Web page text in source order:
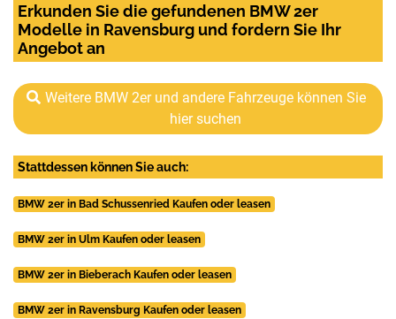
Erkunden Sie die gefundenen BMW 2er
Modelle in Ravensburg und fordern Sie Ihr
Angebot an
Weitere BMW 2er und andere Fahrzeuge können Sie
hier suchen
Stattdessen können Sie auch:
BMW 2er in Bad Schussenried Kaufen oder leasen
BMW 2er in Ulm Kaufen oder leasen
BMW 2er in Bieberach Kaufen oder leasen
BMW 2er in Ravensburg Kaufen oder leasen